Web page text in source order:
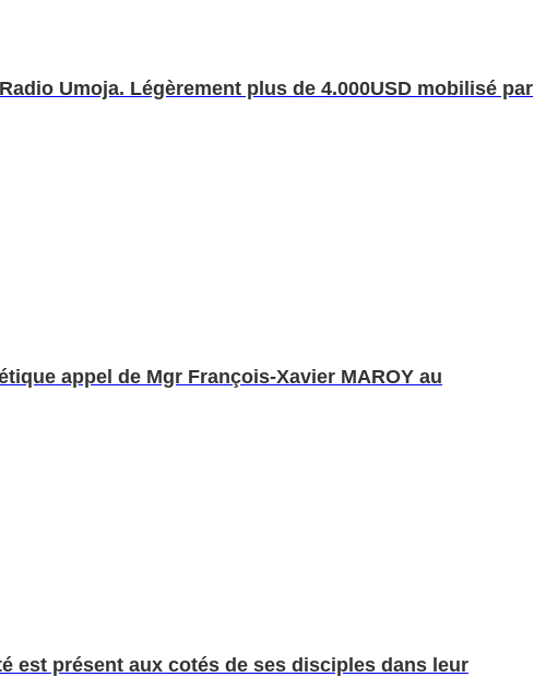
Umoja. Légèrement plus de 4.000USD mobilisé par
appel de Mgr François-Xavier MAROY au
est présent aux cotés de ses disciples dans leur